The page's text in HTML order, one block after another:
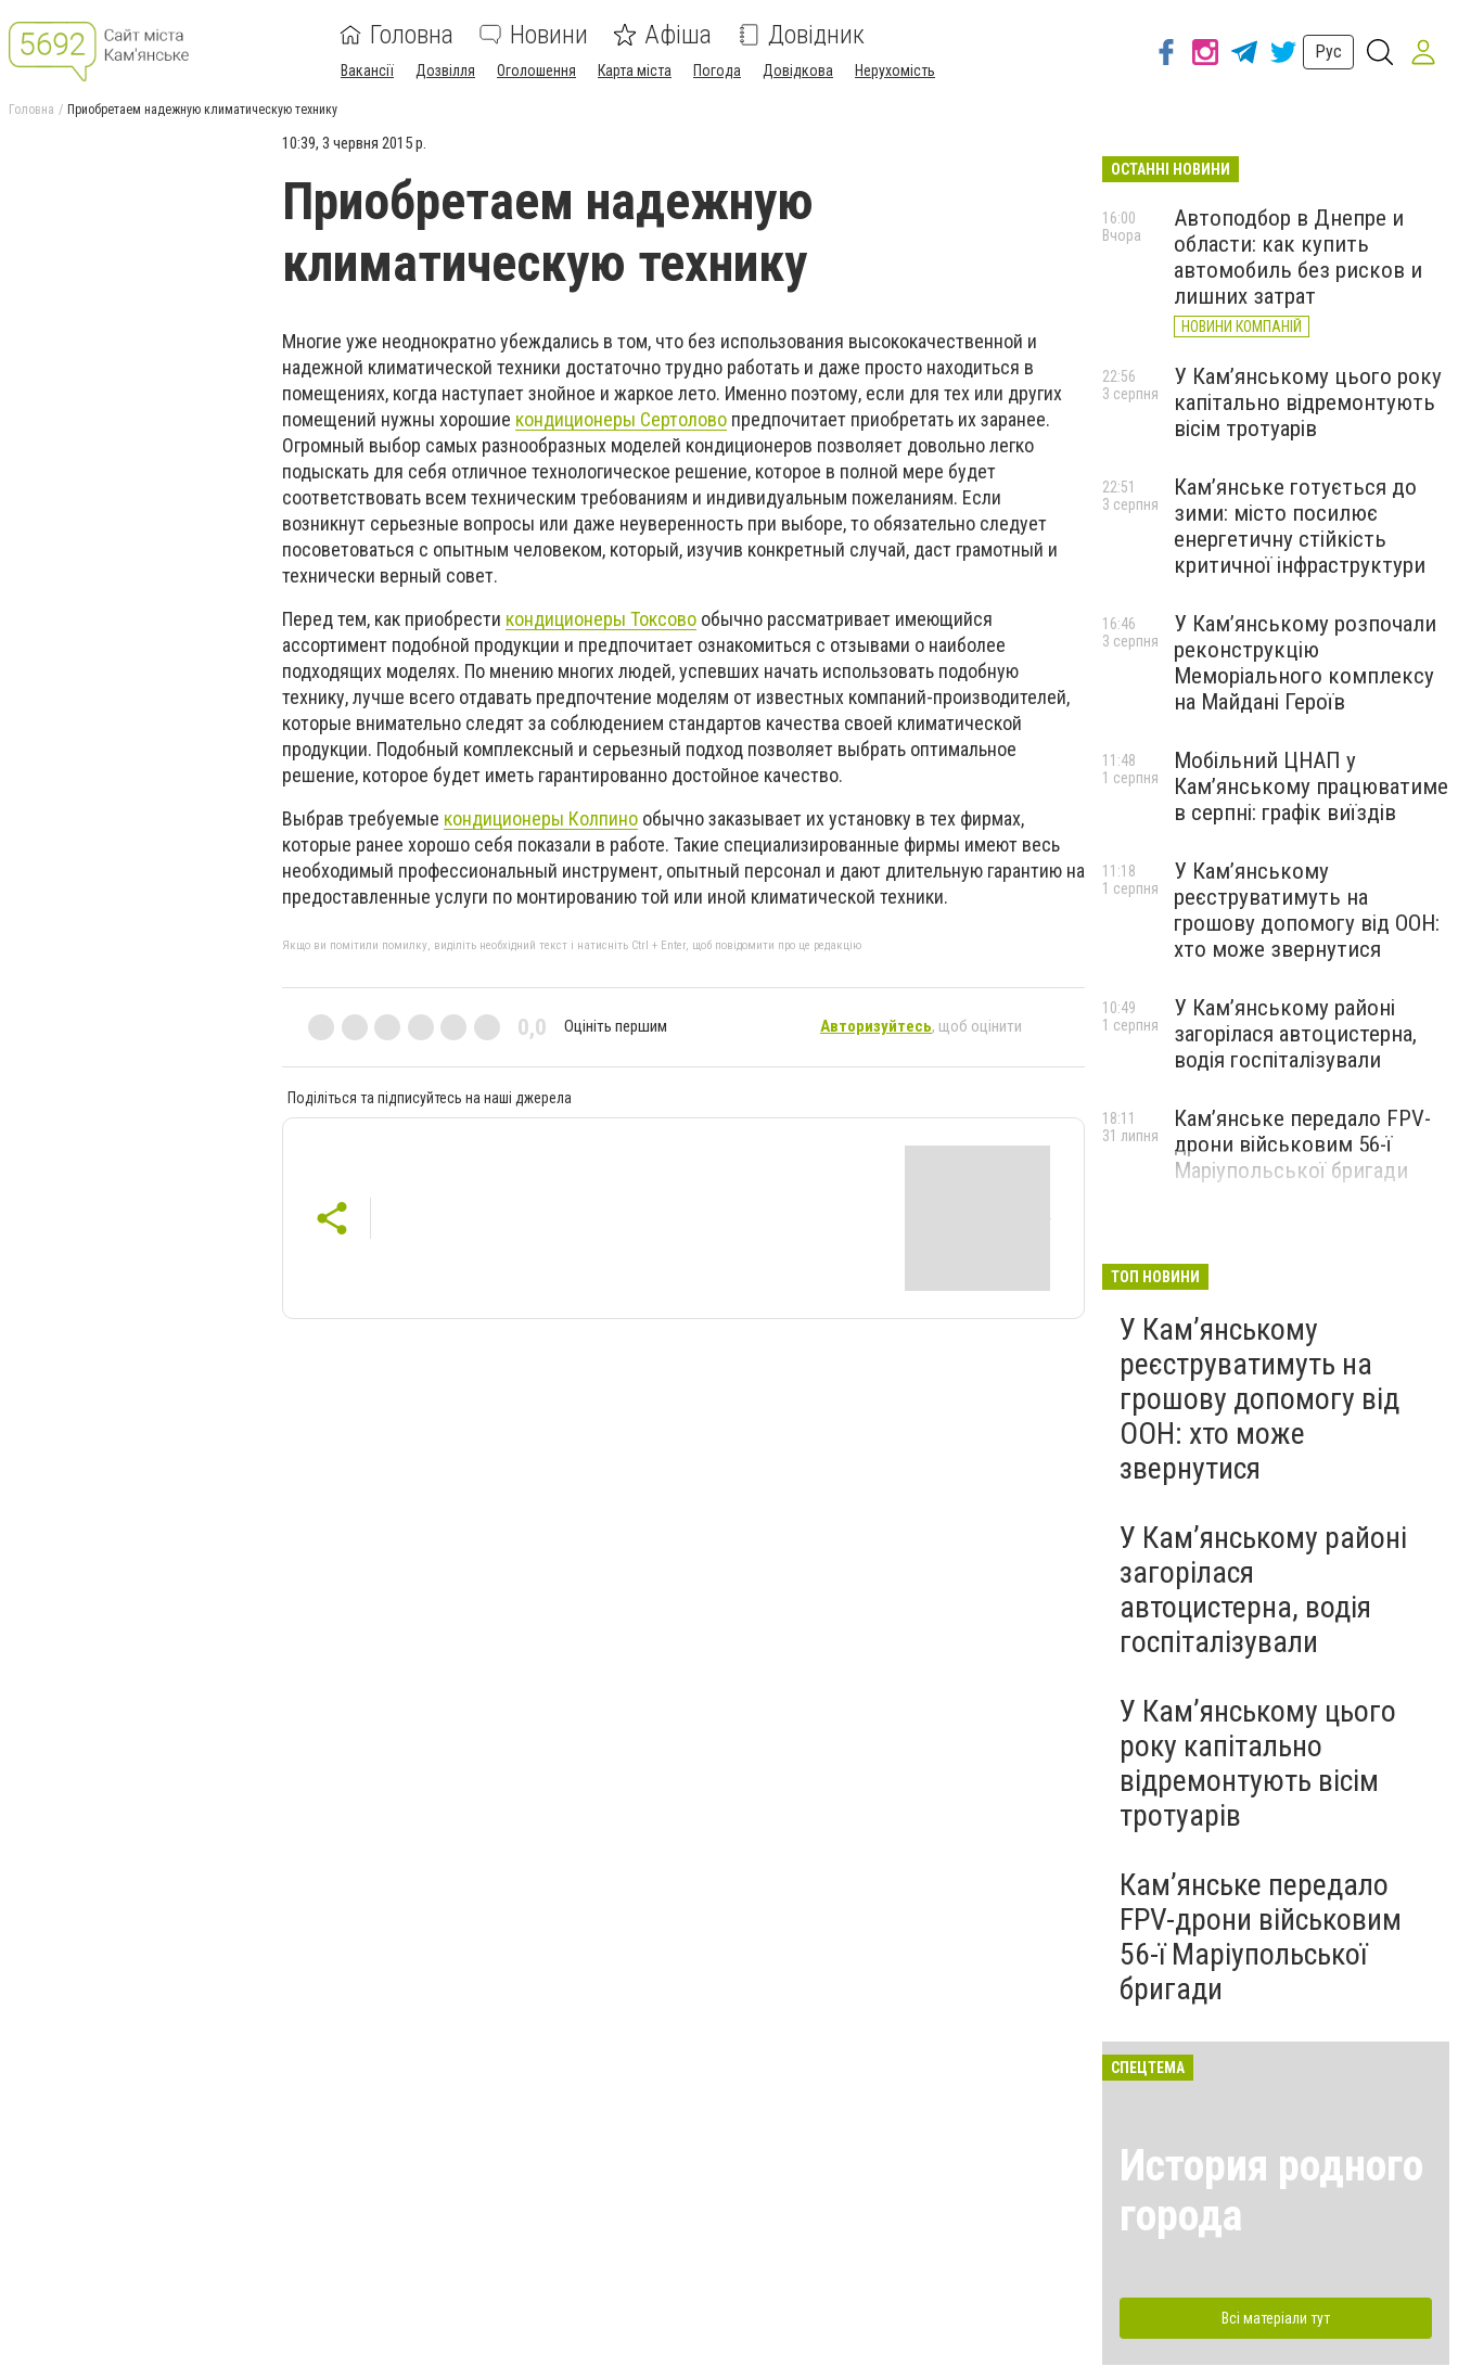
Головна Новини Афіша Довідник
Вакансії Дозвілля Оголошення Карта міста Погода Довідкова Нерухомість
Рус
Головна Приобретаем надежную климатическую технику
10:39, 3 червня 2015 р.
Приобретаем надежную
климатическую технику
Многие уже неоднократно убеждались в том, что без использования высококачественной и
надежной климатической техники достаточно трудно работать и даже просто находиться в
помещениях, когда наступает знойное и жаркое лето. Именно поэтому, если для тех или других
помещений нужны хорошие кондиционеры Сертолово предпочитает приобретать их заранее.
Огромный выбор самых разнообразных моделей кондиционеров позволяет довольно легко
подыскать для себя отличное технологическое решение, которое в полной мере будет
соответствовать всем техническим требованиям и индивидуальным пожеланиям. Если
возникнут серьезные вопросы или даже неуверенность при выборе, то обязательно следует
посоветоваться с опытным человеком, который, изучив конкретный случай, даст грамотный и
технически верный совет.
Перед тем, как приобрести кондиционеры Токсово обычно рассматривает имеющийся
ассортимент подобной продукции и предпочитает ознакомиться с отзывами о наиболее
подходящих моделях. По мнению многих людей, успевших начать использовать подобную
технику, лучше всего отдавать предпочтение моделям от известных компаний-производителей,
которые внимательно следят за соблюдением стандартов качества своей климатической
продукции. Подобный комплексный и серьезный подход позволяет выбрать оптимальное
решение, которое будет иметь гарантированно достойное качество.
Выбрав требуемые кондиционеры Колпино обычно заказывает их установку в тех фирмах,
которые ранее хорошо себя показали в работе. Такие специализированные фирмы имеют весь
необходимый профессиональный инструмент, опытный персонал и дают длительную гарантию на
предоставленные услуги по монтированию той или иной климатической техники.
Якщо ви помітили помилку, виділіть необхідний текст і натисніть Ctrl + Enter, щоб повідомити про це редакцію
0,0 Оцініть першим Авторизуйтесь, щоб оцінити
Поділіться та підписуйтесь на наші джерела
ОСТАННІ НОВИНИ
Автоподбор в Днепре и
области: как купить
автомобиль без рисков и
лишних затрат
НОВИНИ КОМПАНІЙ
16:00
Вчора
У Кам’янському цього року
капітально відремонтують
вісім тротуарів
22:56
3 серпня
Кам’янське готується до
зими: місто посилює
енергетичну стійкість
критичної інфраструктури
22:51
3 серпня
У Кам’янському розпочали
реконструкцію
Меморіального комплексу
на Майдані Героїв
16:46
3 серпня
Мобільний ЦНАП у
Кам’янському працюватиме
в серпні: графік виїздів
11:48
1 серпня
У Кам’янському
реєструватимуть на
грошову допомогу від ООН:
хто може звернутися
11:18
1 серпня
У Кам’янському районі
загорілася автоцистерна,
водія госпіталізували
10:49
1 серпня
Кам’янське передало FPV-
дрони військовим 56-ї
Маріупольської бригади
18:11
31 липня
ТОП НОВИНИ
У Кам’янському
реєструватимуть на
грошову допомогу від
ООН: хто може
звернутися
У Кам’янському районі
загорілася
автоцистерна, водія
госпіталізували
У Кам’янському цього
року капітально
відремонтують вісім
тротуарів
Кам’янське передало
FPV-дрони військовим
56-ї Маріупольської
бригади
СПЕЦТЕМА
История родного
города
Всі матеріали тут